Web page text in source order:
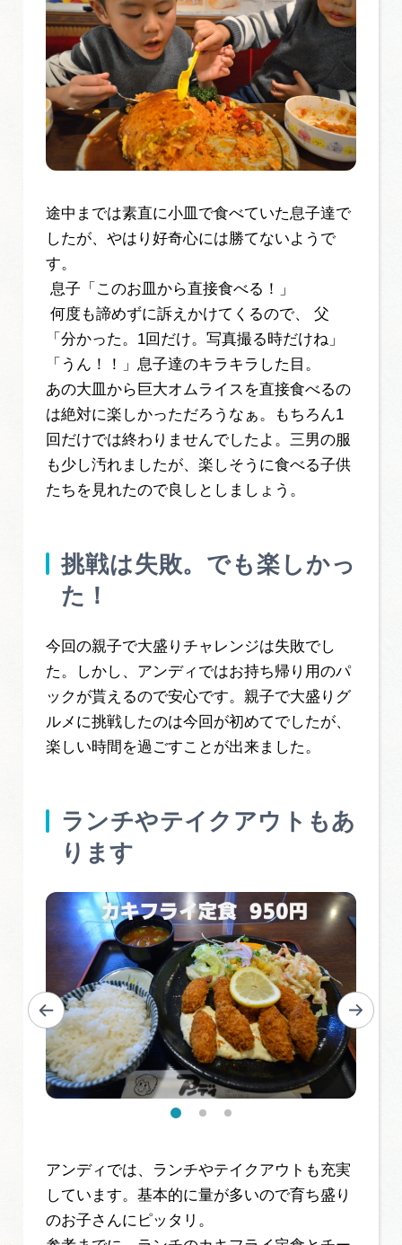
途中までは素直に小皿で食べていた息子達で
したが、やはり好奇心には勝てないようで
す。
息子「このお皿から直接食べる！」
何度も諦めずに訴えかけてくるので、 父
「分かった。1回だけ。写真撮る時だけね」
「うん！！」息子達のキラキラした目。
あの大皿から巨大オムライスを直接食べるの
は絶対に楽しかっただろうなぁ。もちろん1
回だけでは終わりませんでしたよ。三男の服
も少し汚れましたが、楽しそうに食べる子供
たちを見れたので良しとしましょう。
挑戦は失敗。でも楽しかっ
た！
今回の親子で大盛りチャレンジは失敗でし
た。しかし、アンディではお持ち帰り用のパ
ックが貰えるので安心です。親子で大盛りグ
ルメに挑戦したのは今回が初めてでしたが、
楽しい時間を過ごすことが出来ました。
ランチやテイクアウトもあ
ります
アンディでは、ランチやテイクアウトも充実
しています。基本的に量が多いので育ち盛り
のお子さんにピッタリ。